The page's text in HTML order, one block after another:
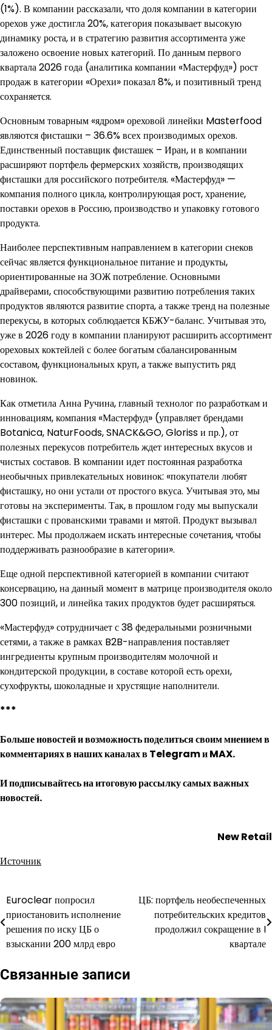
(1%). В компании рассказали, что доля компании в категории
орехов уже достигла 20%, категория показывает высокую
динамику роста, и в стратегию развития ассортимента уже
заложено освоение новых категорий. По данным первого
квартала 2026 года (аналитика компании «Мастерфуд») рост
продаж в категории «Орехи» показал 8%, и позитивный тренд
сохраняется.
Основным товарным «ядром» ореховой линейки Masterfood
являются фисташки – 36.6% всех производимых орехов.
Единственный поставщик фисташек – Иран, и в компании
расширяют портфель фермерских хозяйств, производящих
фисташки для российского потребителя. «Мастерфуд» —
компания полного цикла, контролирующая рост, хранение,
поставки орехов в Россию, производство и упаковку готового
продукта.
Наиболее перспективным направлением в категории снеков
сейчас является функциональное питание и продукты,
ориентированные на ЗОЖ потребление. Основными
драйверами, способствующими развитию потребления таких
продуктов являются развитие спорта, а также тренд на полезные
перекусы, в которых соблюдается КБЖУ-баланс. Учитывая это,
уже в 2026 году в компании планируют расширить ассортимент
ореховых коктейлей с более богатым сбалансированным
составом, функциональных круп, а также выпустить ряд
новинок.
Как отметила Анна Ручина, главный технолог по разработкам и
инновациям, компания «Мастерфуд» (управляет брендами
Botanica, NaturFoods, SNACK&GO, Gloriss и пр.), от
полезных перекусов потребитель ждет интересных вкусов и
чистых составов. В компании идет постоянная разработка
необычных привлекательных новинок: «покупатели любят
фисташку, но они устали от простого вкуса. Учитывая это, мы
готовы на эксперименты. Так, в прошлом году мы выпускали
фисташки с прованскими травами и мятой. Продукт вызывал
интерес. Мы продолжаем искать интересные сочетания, чтобы
поддерживать разнообразие в категории».
Еще одной перспективной категорией в компании считают
консервацию, на данный момент в матрице производителя около
300 позиций, и линейка таких продуктов будет расширяться.
«Мастерфуд» сотрудничает с 38 федеральными розничными
сетями, а также в рамках B2B-направления поставляет
ингредиенты крупным производителям молочной и
кондитерской продукции, в составе которой есть орехи,
сухофрукты, шоколадные и хрустящие наполнители.
***
Больше новостей и возможность поделиться своим мнением в
комментариях в наших каналах вTelegramиMAX.
Иподписывайтесьна итоговую рассылку самых важных
новостей.
New Retail
Источник
Навигация
по
записям
Euroclear попросил
приостановить исполнение
решения по иску ЦБ о
взыскании 200 млрд евро
ЦБ: портфель необеспеченных
потребительских кредитов
продолжил сокращение в I
квартале
Связанные записи